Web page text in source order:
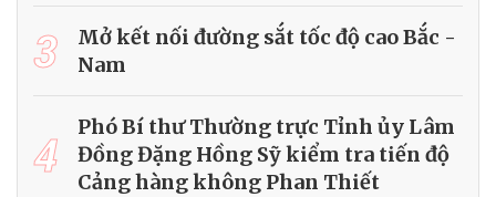
3
Mở kết nối đường sắt tốc độ cao Bắc -
Nam
4
Phó Bí thư Thường trực Tỉnh ủy Lâm
Đồng Đặng Hồng Sỹ kiểm tra tiến độ
Cảng hàng không Phan Thiết